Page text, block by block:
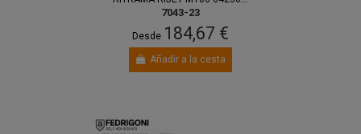
7043-23
Desde 184,67 €
Añadir a la cesta